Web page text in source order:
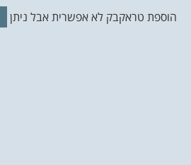
הוספת טראקבק לא אפשרית אבל ניתן